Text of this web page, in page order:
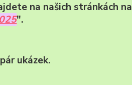
na našich stránkách
".
ukázek.